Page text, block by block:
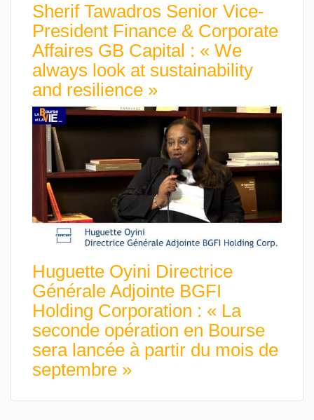
Sherif Tawadros Senior Vice-
President Finance & Corporate
Affaires GB Capital : « We
always look at sustainability
and resilience »
Huguette Oyini Directrice
Générale Adjointe BGFI
Holding Corporation : « La
seconde opération en Bourse
sera lancée à partir du mois de
septembre »